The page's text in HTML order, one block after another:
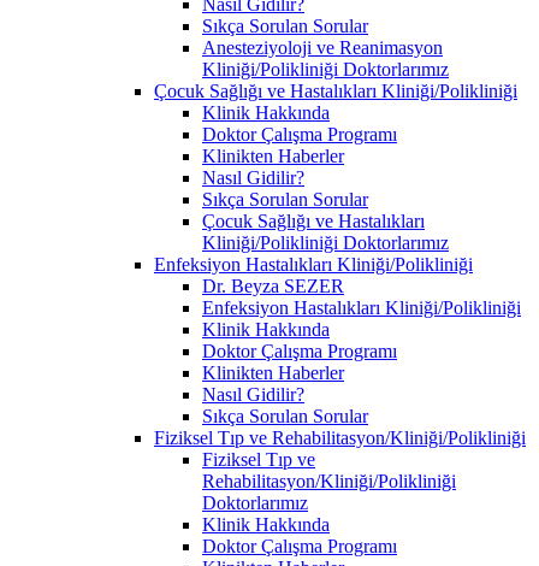
Sıkça Sorulan Sorular
Anesteziyoloji ve Reanimasyon
Kliniği/Polikliniği Doktorlarımız
Çocuk Sağlığı ve Hastalıkları Kliniği/Polikliniği
Klinik Hakkında
Doktor Çalışma Programı
Klinikten Haberler
Nasıl Gidilir?
Sıkça Sorulan Sorular
Çocuk Sağlığı ve Hastalıkları
Kliniği/Polikliniği Doktorlarımız
Enfeksiyon Hastalıkları Kliniği/Polikliniği
Dr. Beyza SEZER
Enfeksiyon Hastalıkları Kliniği/Polikliniği
Klinik Hakkında
Doktor Çalışma Programı
Klinikten Haberler
Nasıl Gidilir?
Sıkça Sorulan Sorular
Fiziksel Tıp ve Rehabilitasyon/Kliniği/Polikliniği
Fiziksel Tıp ve
Rehabilitasyon/Kliniği/Polikliniği
Doktorlarımız
Klinik Hakkında
Doktor Çalışma Programı